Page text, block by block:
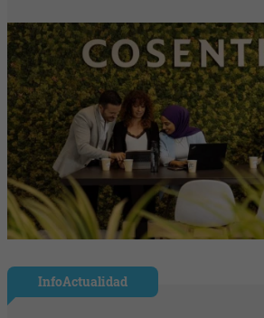
InfoActualidad